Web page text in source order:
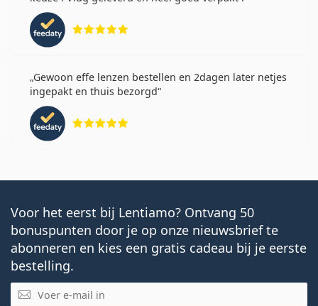
Gewoon effe lenzen bestellen en 2dagen later netjes
ingepakt en thuis bezorgd
Voor het eerst bij Lentiamo? Ontvang 50
bonuspunten door je op onze nieuwsbrief te
abonneren en kies een gratis cadeau bij je eerste
bestelling.
E-mail